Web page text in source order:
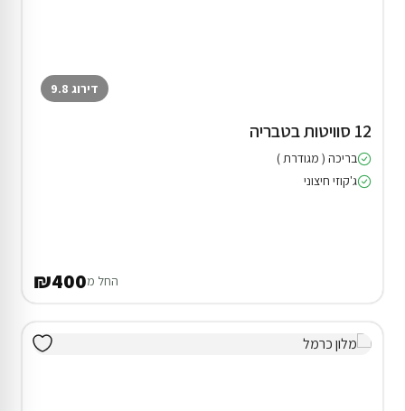
דירוג 9.8
12 סוויטות בטבריה
בריכה ( מגודרת )
ג'קוזי חיצוני
החל מ₪400